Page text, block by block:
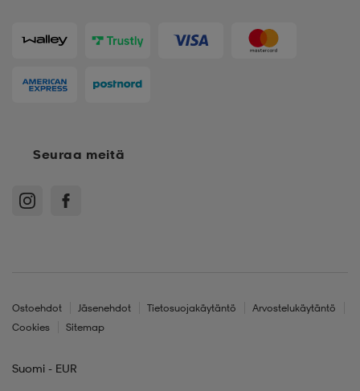
Seuraa meitä
Ostoehdot Jäsenehdot Tietosuojakäytäntö
Arvostelukäytäntö
Cookies
Sitemap
Suomi - EUR